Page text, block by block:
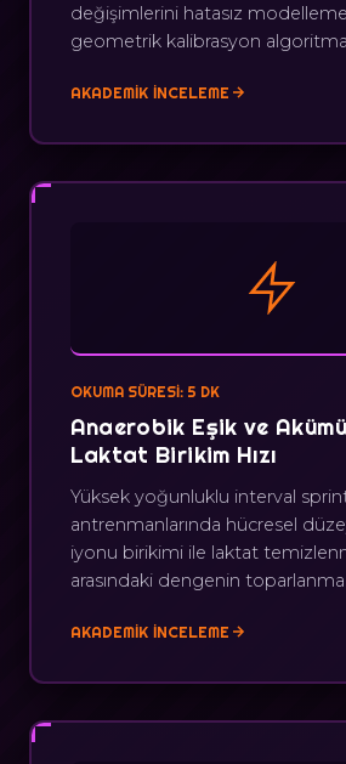
değişimlerini hatasız
geometrik kalibrasyon
AKADEMIK İNCELEME
OKUMA SÜRESI: 5 DK
Anaerobik Eşik ve
Laktat Birikim Hızı
Yüksek yoğunluklu interval
antrenmanlarında hücresel
iyonu birikimi ile laktat
arasındaki dengenin
AKADEMIK İNCELEME